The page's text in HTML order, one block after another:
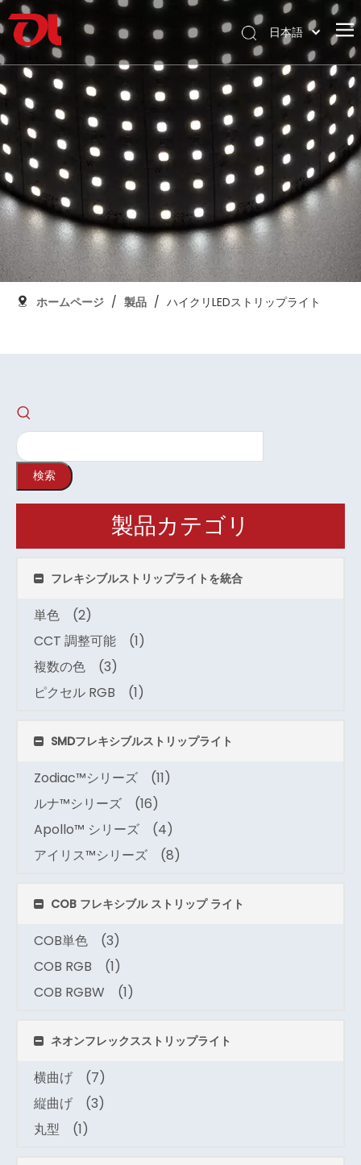
ホームページ
私たちに関しては
製品
応用
サポート
ダウンロード
ブログ
コンタクト
日本語
العربية
Français
Pусский
Español
Português
Deutsch
Italiano
한국어
Nederlands
ホームページ / 製品 / ハイクリLEDストリップライト
検索
製品カテゴリ
フレキシブルストリップライトを統合
単色
(2)
CCT 調整可能
(1)
複数の色
(3)
ピクセル RGB
(1)
SMDフレキシブルストリップライト
Zodiac™シリーズ
(11)
ルナ™シリーズ
(16)
Apollo™ シリーズ
(4)
アイリス™シリーズ
(8)
COB フレキシブル ストリップ ライト
COB単色
(3)
COB RGB
(1)
COB RGBW
(1)
ネオンフレックスストリップライト
横曲げ
(7)
縦曲げ
(3)
丸型
(1)